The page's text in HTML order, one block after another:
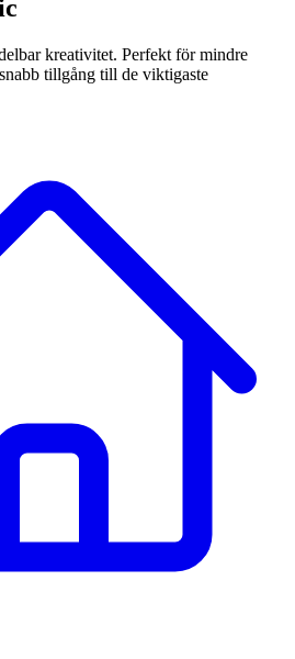
kreativitet. Perfekt för mindre
tillgång till de viktigaste